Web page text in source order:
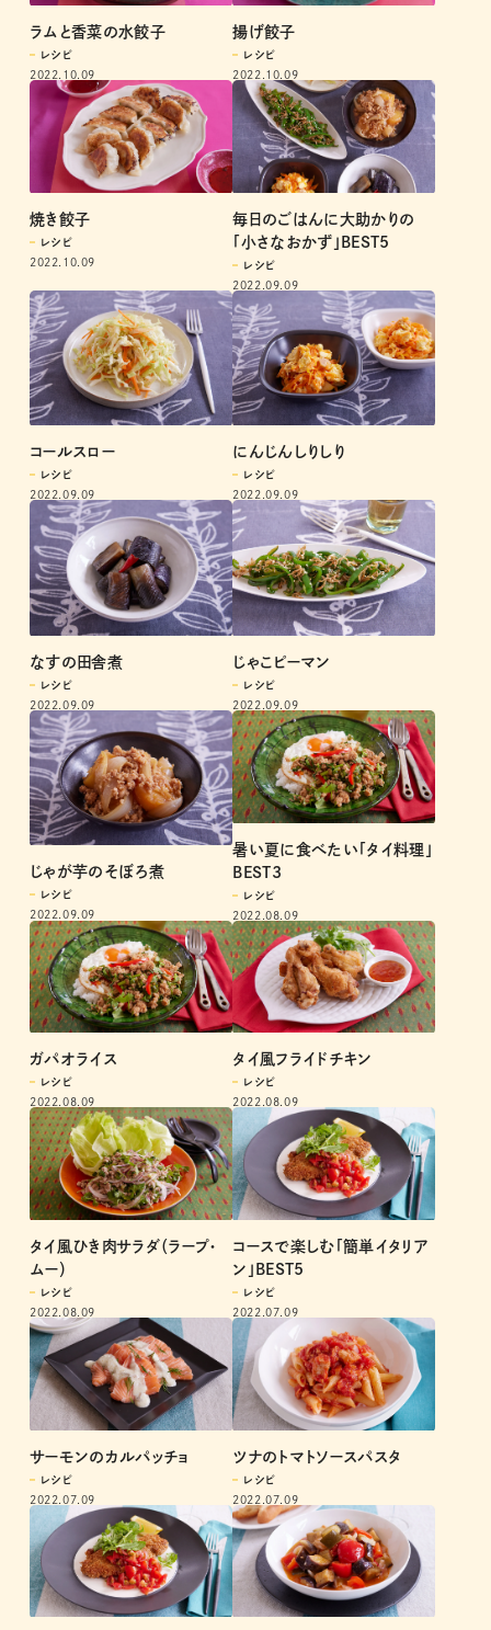
ラムと香菜の水餃子
レシピ
2022.10.09
揚げ餃子
レシピ
2022.10.09
焼き餃子
レシピ
2022.10.09
毎日のごはんに大助かりの
「小さなおかず」BEST5
レシピ
2022.09.09
コールスロー
レシピ
2022.09.09
にんじんしりしり
レシピ
2022.09.09
なすの田舎煮
レシピ
2022.09.09
じゃこピーマン
レシピ
2022.09.09
じゃが芋のそぼろ煮
レシピ
2022.09.09
暑い夏に食べたい「タイ料理」
BEST3
レシピ
2022.08.09
ガパオライス
レシピ
2022.08.09
タイ風フライドチキン
レシピ
2022.08.09
タイ風ひき肉サラダ（ラープ・
ムー）
レシピ
2022.08.09
コースで楽しむ「簡単イタリア
ン」BEST5
レシピ
2022.07.09
サーモンのカルパッチョ
レシピ
2022.07.09
ツナのトマトソースパスタ
レシピ
2022.07.09